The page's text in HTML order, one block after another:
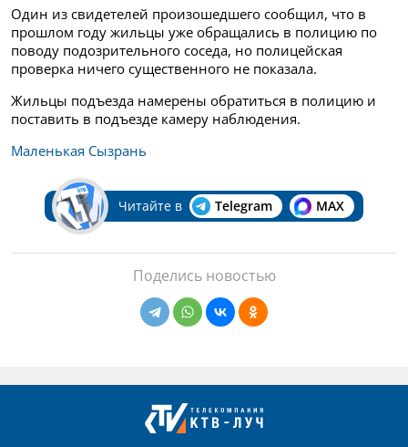
Один из свидетелей произошедшего сообщил, что в
прошлом году жильцы уже обращались в полицию по
поводу подозрительного соседа, но полицейская
проверка ничего существенного не показала.
Жильцы подъезда намерены обратиться в полицию и
поставить в подъезде камеру наблюдения.
Маленькая Сызрань
Читайте в Telegram MAX
Поделись новостью